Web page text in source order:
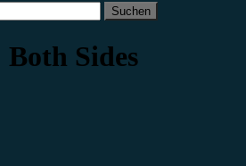
Both Sides